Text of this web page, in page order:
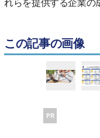
この記事の画像
PR